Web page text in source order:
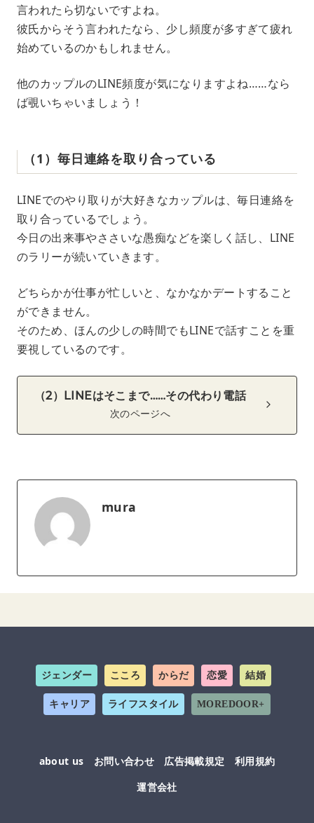
言われたら切ないですよね。
彼氏からそう言われたなら、少し頻度が多すぎて疲れ
始めているのかもしれません。
他のカップルのLINE頻度が気になりますよね……なら
ば覗いちゃいましょう！
（1）毎日連絡を取り合っている
LINEでのやり取りが大好きなカップルは、毎日連絡を
取り合っているでしょう。
今日の出来事やささいな愚痴などを楽しく話し、LINE
のラリーが続いていきます。
どちらかが仕事が忙しいと、なかなかデートすること
ができません。
そのため、ほんの少しの時間でもLINEで話すことを重
要視しているのです。
（2）LINEはそこまで……その代わり電話
次のページへ
mura
ジェンダー こころ からだ 恋愛 結婚
キャリア ライフスタイル MOREDOOR+
about us お問い合わせ 広告掲載規定
利用規約
運営会社